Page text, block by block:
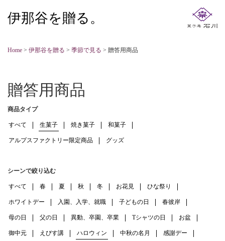
伊那谷を贈る。
Home > 伊那谷を贈る > 季節で見る > 贈答用商品
贈答用商品
商品タイプ
すべて 生菓子 焼き菓子 和菓子
アルプスファクトリー限定商品 グッズ
シーンで絞り込む
すべて 春 夏 秋 冬 お花見 ひな祭り
ホワイトデー 入園、入学、就職 子どもの日 春彼岸
母の日 父の日 異動、卒園、卒業 Tシャツの日 お盆
御中元 えびす講 ハロウィン 中秋の名月 感謝デー